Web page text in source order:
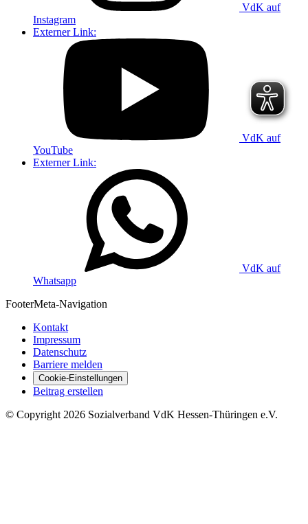
VdK auf
Instagram
Externer Link:
VdK auf
YouTube
Externer Link:
VdK auf
Whatsapp
FooterMeta-Navigation
Kontakt
Impressum
Datenschutz
Barriere melden
Cookie-Einstellungen
Beitrag erstellen
© Copyright 2026 Sozialverband VdK Hessen-Thüringen e.V.